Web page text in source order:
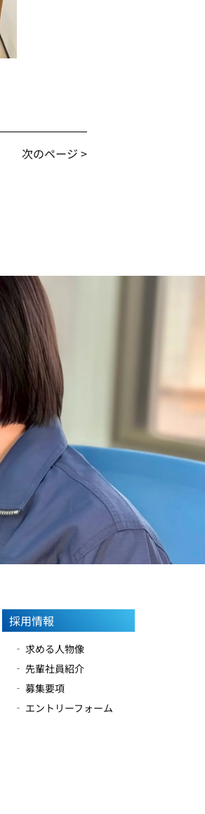
次のページ >
採用情報
‐ 求める人物像
‐ 先輩社員紹介
‐ 募集要項
‐ エントリーフォーム